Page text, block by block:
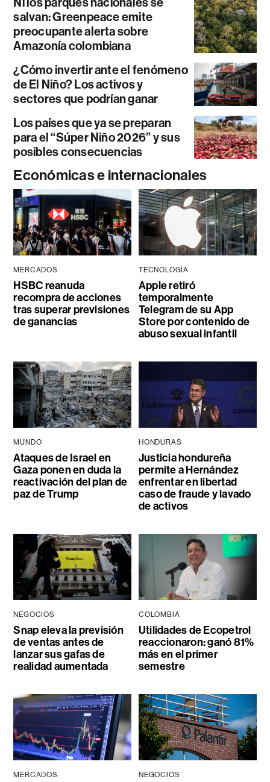
salvan: Greenpeace emite
preocupante alerta sobre
Amazonía colombiana
¿Cómo invertir ante el fenómeno
de El Niño? Los activos y
sectores que podrían ganar
Los países que ya se preparan
para el “Súper Niño 2026” y sus
posibles consecuencias
Económicas e internacionales
MERCADOS
HSBC reanuda
recompra de acciones
tras superar previsiones
de ganancias
TECNOLOGÍA
Apple retiró
temporalmente
Telegram de su App
Store por contenido de
abuso sexual infantil
MUNDO
Ataques de Israel en
Gaza ponen en duda la
reactivación del plan de
paz de Trump
HONDURAS
Justicia hondureña
permite a Hernández
enfrentar en libertad
caso de fraude y lavado
de activos
NEGOCIOS
Snap eleva la previsión
de ventas antes de
lanzar sus gafas de
realidad aumentada
COLOMBIA
Utilidades de Ecopetrol
reaccionaron: ganó 81%
más en el primer
semestre
MERCADOS NEGOCIOS